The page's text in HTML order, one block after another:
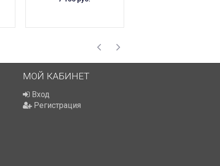
МОЙ КАБИНЕТ
Вход
Регистрация